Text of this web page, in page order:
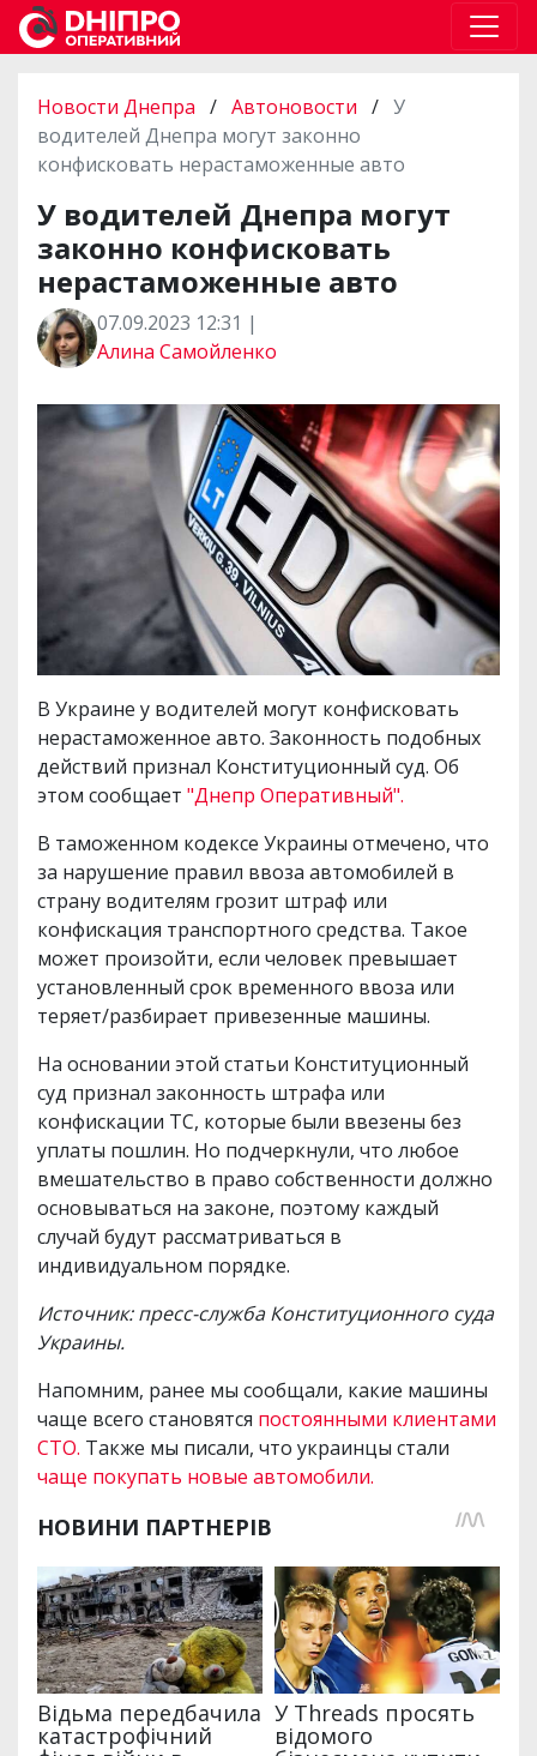
Новости Днепра / Автоновости / У
водителей Днепра могут законно
конфисковать нерастаможенные авто
У водителей Днепра могут
законно конфисковать
нерастаможенные авто
07.09.2023 12:31 |
Алина Самойленко
В Украине у водителей могут конфисковать
нерастаможенное авто. Законность подобных
действий признал Конституционный суд. Об
этом сообщает "Днепр Оперативный".
В таможенном кодексе Украины отмечено, что
за нарушение правил ввоза автомобилей в
страну водителям грозит штраф или
конфискация транспортного средства. Такое
может произойти, если человек превышает
установленный срок временного ввоза или
теряет/разбирает привезенные машины.
На основании этой статьи Конституционный
суд признал законность штрафа или
конфискации ТС, которые были ввезены без
уплаты пошлин. Но подчеркнули, что любое
вмешательство в право собственности должно
основываться на законе, поэтому каждый
случай будут рассматриваться в
индивидуальном порядке.
Источник: пресс-служба Конституционного суда
Украины.
Напомним, ранее мы сообщали, какие машины
чаще всего становятся постоянными клиентами
СТО. Также мы писали, что украинцы стали
чаще покупать новые автомобили.